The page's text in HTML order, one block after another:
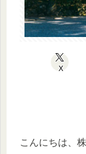
X
こんにちは、